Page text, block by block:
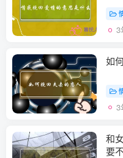
3
如
3
和
要